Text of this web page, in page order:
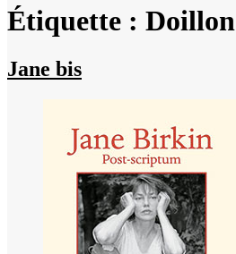
Étiquette : Doillon
Jane bis